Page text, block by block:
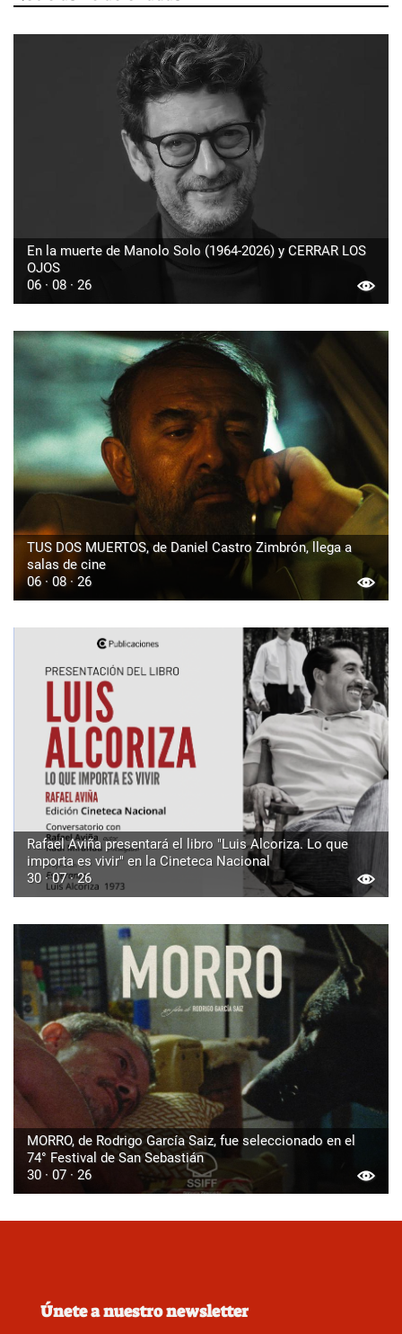
En la muerte de Manolo Solo (1964-2026) y CERRAR LOS
OJOS
06 · 08 · 26
TUS DOS MUERTOS, de Daniel Castro Zimbrón, llega a
salas de cine
06 · 08 · 26
Rafael Aviña presentará el libro "Luis Alcoriza. Lo que
importa es vivir" en la Cineteca Nacional
30 · 07 · 26
MORRO, de Rodrigo García Saiz, fue seleccionado en el
74° Festival de San Sebastián
30 · 07 · 26
Únete a nuestro newsletter